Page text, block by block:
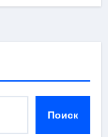
Поиск